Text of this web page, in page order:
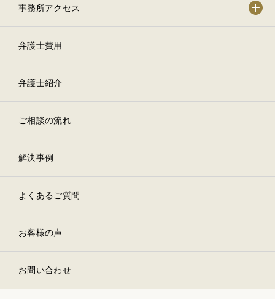
事務所アクセス
弁護士費用
弁護士紹介
ご相談の流れ
解決事例
よくあるご質問
お客様の声
お問い合わせ